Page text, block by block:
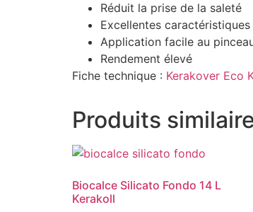
Réduit la prise de la saleté
Excellentes
Application facile au
Rendement élevé
Fiche technique : Kerakover Eco
Produits
Biocalce Silicato Fondo 14 L
Kerakoll